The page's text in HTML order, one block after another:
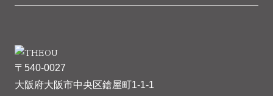
〒540-0027
大阪府大阪市中央区鎗屋町1-1-1